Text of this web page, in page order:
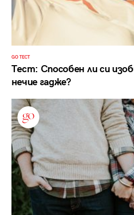
GO ТЕСТ
Тест: Способен ли си
нечие гадже?